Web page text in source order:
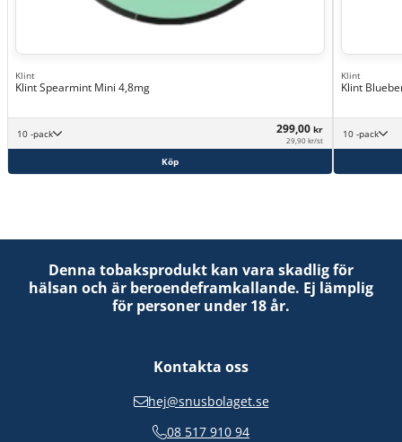
Klint
Klint Spearmint Mini 4,8mg
10 -pack 299,00 kr
29,90 kr/st
Köp
Klint
Klint
10 -pack
Denna tobaksprodukt kan vara skadlig för
hälsan och är beroendeframkallande. Ej lämplig
för personer under 18 år.
Kontakta oss
hej@snusbolaget.se
08 517 910 94